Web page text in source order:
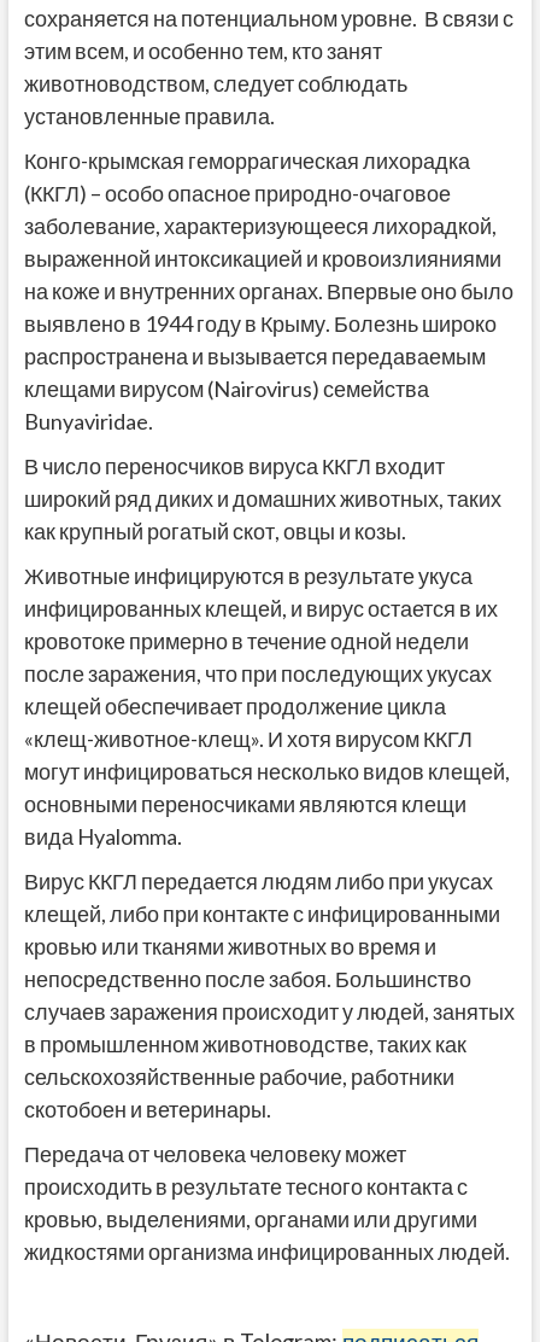
сохраняется на потенциальном уровне. В связи с
этим всем, и особенно тем, кто занят
животноводством, следует соблюдать
установленные правила.
Конго-крымская геморрагическая лихорадка
(ККГЛ) – особо опасное природно-очаговое
заболевание, характеризующееся лихорадкой,
выраженной интоксикацией и кровоизлияниями
на коже и внутренних органах. Впервые оно было
выявлено в 1944 году в Крыму. Болезнь широко
распространена и вызывается передаваемым
клещами вирусом (Nairovirus) семейства
Bunyaviridae.
В число переносчиков вируса ККГЛ входит
широкий ряд диких и домашних животных, таких
как крупный рогатый скот, овцы и козы.
Животные инфицируются в результате укуса
инфицированных клещей, и вирус остается в их
кровотоке примерно в течение одной недели
после заражения, что при последующих укусах
клещей обеспечивает продолжение цикла
«клещ-животное-клещ». И хотя вирусом ККГЛ
могут инфицироваться несколько видов клещей,
основными переносчиками являются клещи
вида Hyalomma.
Вирус ККГЛ передается людям либо при укусах
клещей, либо при контакте с инфицированными
кровью или тканями животных во время и
непосредственно после забоя. Большинство
случаев заражения происходит у людей, занятых
в промышленном животноводстве, таких как
сельскохозяйственные рабочие, работники
скотобоен и ветеринары.
Передача от человека человеку может
происходить в результате тесного контакта с
кровью, выделениями, органами или другими
жидкостями организма инфицированных людей.